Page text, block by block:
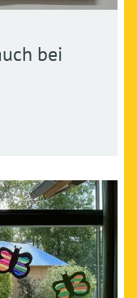
bei